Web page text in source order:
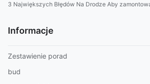
3 Największych Błędów Na Drodze Aby
Informacje
Zestawienie porad
bud